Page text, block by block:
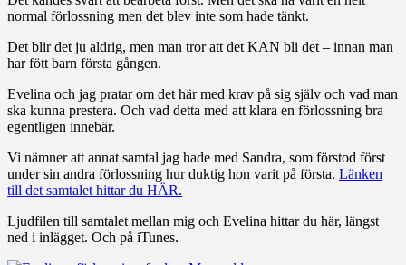
normal förlossning men det blev inte som hade tänkt.
Det blir det ju aldrig, men man tror att det KAN bli det – innan man
har fött barn första gången.
Evelina och jag pratar om det här med krav på sig själv och vad man
ska kunna prestera. Och vad detta med att klara en förlossning bra
egentligen innebär.
Vi nämner att annat samtal jag hade med Sandra, som förstod först
under sin andra förlossning hur duktig hon varit på första. Länken
till det samtalet hittar du HÄR.
Ljudfilen till samtalet mellan mig och Evelina hittar du här, längst
ned i inlägget. Och på iTunes.